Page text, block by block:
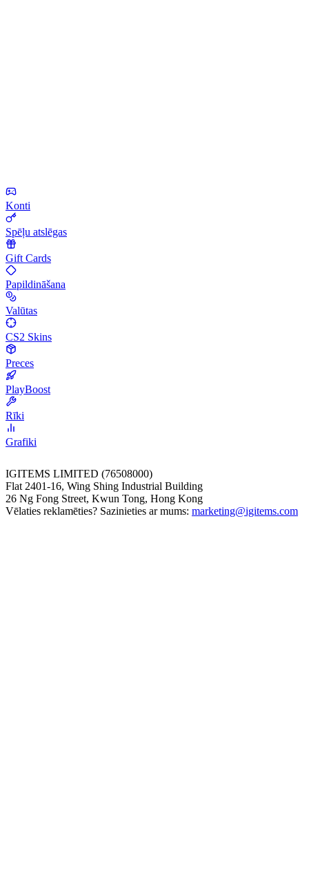
Konti
Spēļu atslēgas
Gift Cards
Papildināšana
Valūtas
CS2 Skins
Preces
PlayBoost
Rīki
Grafiki
IGITEMS LIMITED (76508000)
Flat 2401-16, Wing Shing Industrial Building
26 Ng Fong Street, Kwun Tong, Hong Kong
Vēlaties reklamēties? Sazinieties ar mums: marketing@igitems.com